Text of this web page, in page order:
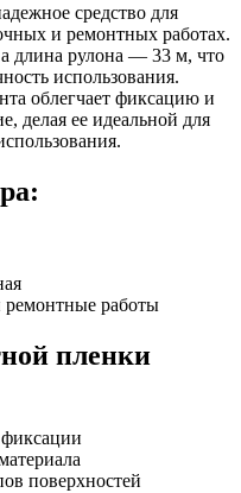
средство для
и ремонтных работах.
длина рулона — 33 м, что
использования.
облегчает фиксацию и
делая ее идеальной для
работы
пленки
поверхностей